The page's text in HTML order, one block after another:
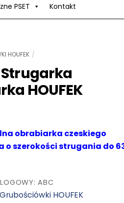
PSET Kontakt
HOUFEK
Strugarka
HOUFEK
obrabiarka czeskiego
o szerokości strugania do
ABC
Grubościówki HOUFEK